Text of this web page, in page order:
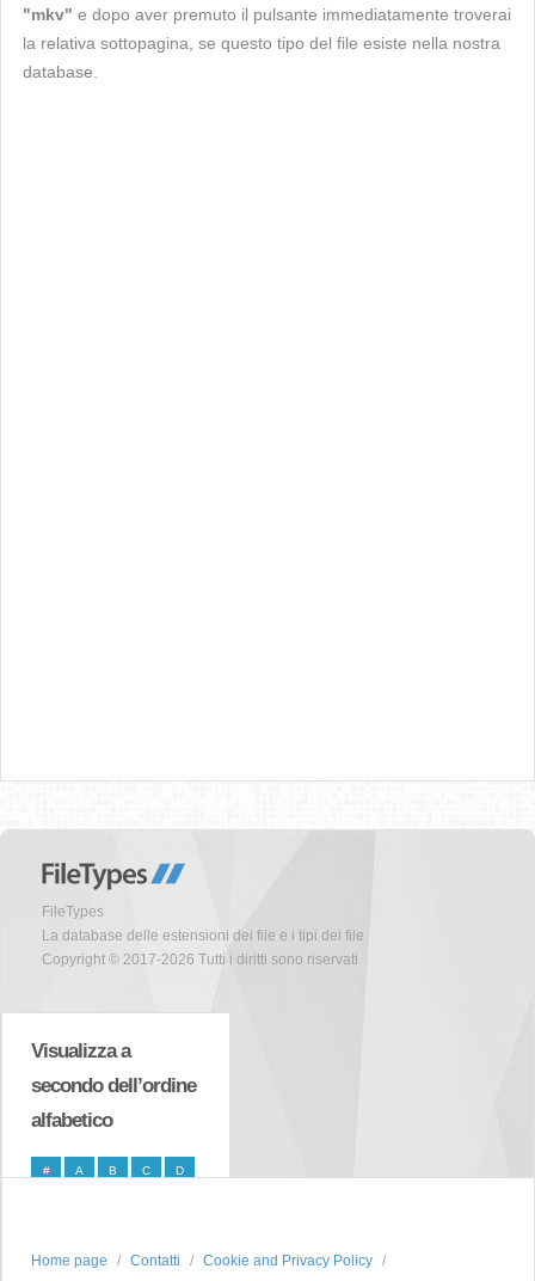
"mkv" e dopo aver premuto il pulsante immediatamente troverai
la relativa sottopagina, se questo tipo del file esiste nella nostra
database.
FileTypes
La database delle estensioni dei file e i tipi dei file
Copyright © 2017-2026 Tutti i diritti sono riservati
Visualizza a
secondo dell’ordine
alfabetico
# A B C D
Home page Contatti Cookie and Privacy Policy